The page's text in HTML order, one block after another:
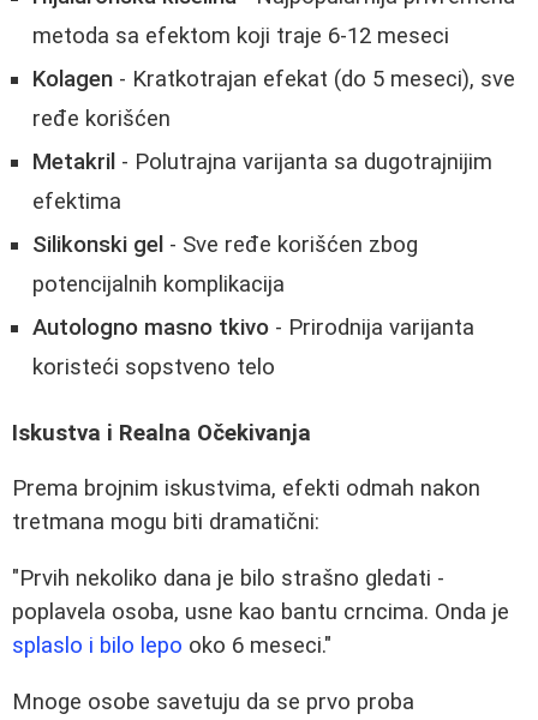
metoda sa efektom koji traje 6-12 meseci
Kolagen - Kratkotrajan efekat (do 5 meseci), sve
ređe korišćen
Metakril - Polutrajna varijanta sa dugotrajnijim
efektima
Silikonski gel - Sve ređe korišćen zbog
potencijalnih komplikacija
Autologno masno tkivo - Prirodnija varijanta
koristeći sopstveno telo
Iskustva i Realna Očekivanja
Prema brojnim iskustvima, efekti odmah nakon
tretmana mogu biti dramatični:
"Prvih nekoliko dana je bilo strašno gledati -
poplavela osoba, usne kao bantu crncima. Onda je
splaslo i bilo lepo oko 6 meseci."
Mnoge osobe savetuju da se prvo proba